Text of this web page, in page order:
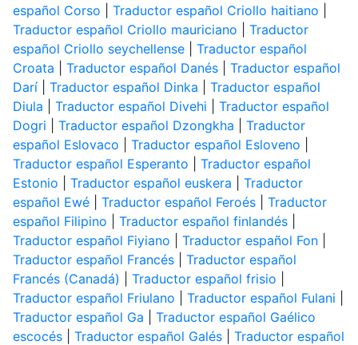
español Corso
Traductor español Criollo haitiano
Traductor español Criollo mauriciano
Traductor
español Criollo seychellense| Traductor español
Croata
Traductor español Danés| Traductor español
Darí| Traductor español Dinka
Traductor español
Diula
Traductor español Divehi
Traductor español
Dogri
Traductor español Dzongkha
Traductor
español Eslovaco
Traductor español Esloveno
Traductor español Esperanto
Traductor español
Estonio
Traductor español euskera
Traductor
español Ewé| Traductor español Feroés| Traductor
español Filipino
Traductor español finlandés|
Traductor español Fiyiano
Traductor español Fon|
Traductor español Francés| Traductor español
Francés (Canadá)
Traductor español frisio
Traductor español Friulano
Traductor español Fulani
Traductor español Ga
Traductor español Gaélico
escocés| Traductor español Galés| Traductor español